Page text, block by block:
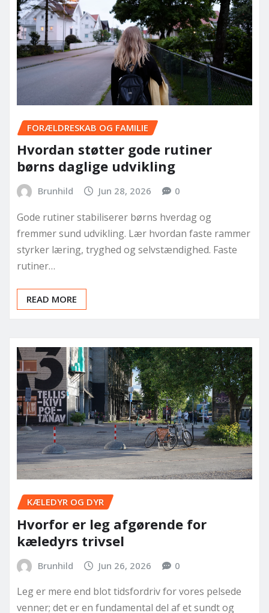
FORÆLDRESKAB OG FAMILIE
Hvordan støtter gode rutiner
børns daglige udvikling
Brunhild Jun 28, 2026 0
Gode rutiner stabiliserer børns hverdag og
fremmer sund udvikling. Lær hvordan faste rammer
styrker læring, tryghed og selvstændighed. Faste
rutiner…
READ MORE
KÆLEDYR OG DYR
Hvorfor er leg afgørende for
kæledyrs trivsel
Brunhild Jun 26, 2026 0
Leg er mere end blot tidsfordriv for vores pelsede
venner; det er en fundamental del af et sundt og